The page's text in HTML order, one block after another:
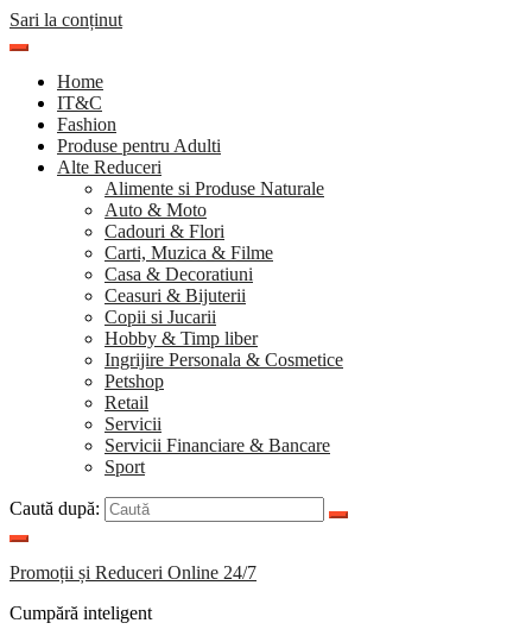
Sari la conținut
Home
IT&C
Fashion
Produse pentru Adulti
Alte Reduceri
Alimente si Produse Naturale
Auto & Moto
Cadouri & Flori
Carti, Muzica & Filme
Casa & Decoratiuni
Ceasuri & Bijuterii
Copii si Jucarii
Hobby & Timp liber
Ingrijire Personala & Cosmetice
Petshop
Retail
Servicii
Servicii Financiare & Bancare
Sport
Caută după:
Promoții și Reduceri Online 24/7
Cumpără inteligent